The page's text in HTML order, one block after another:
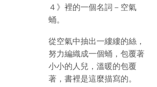
４》裡的一個名詞－空氣
蛹。
從空氣中抽出一縷縷的絲，
努力編織成一個蛹，包覆著
小小的人兒，溫暖的包覆
著，書裡是這麼描寫的。